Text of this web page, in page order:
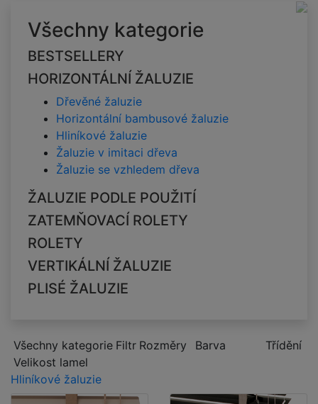
Všechny kategorie
BESTSELLERY
HORIZONTÁLNÍ ŽALUZIE
Dřevěné žaluzie
Horizontální bambusové žaluzie
Hliníkové žaluzie
Žaluzie v imitaci dřeva
Žaluzie se vzhledem dřeva
ŽALUZIE PODLE POUŽITÍ
ZATEMŇOVACÍ ROLETY
ROLETY
VERTIKÁLNÍ ŽALUZIE
PLISÉ ŽALUZIE
Všechny kategorie Filtr Rozměry
Barva
Velikost lamel
Třídění
Hliníkové žaluzie